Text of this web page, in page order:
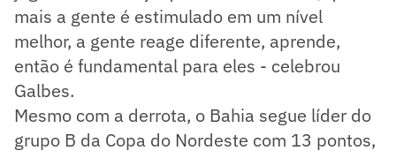
mais a gente é estimulado em um nível
melhor, a gente reage diferente, aprende,
então é fundamental para eles - celebrou
Galbes.
Mesmo com a derrota, o Bahia segue líder do
grupo B da Copa do Nordeste com 13 pontos,